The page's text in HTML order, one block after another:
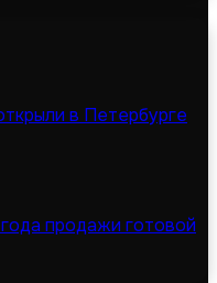
в Петербурге
продажи готовой